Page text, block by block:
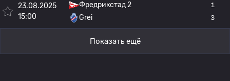
23.08.2025
15:00
Фредрикстад 2
Grei
1
3
Показать ещё